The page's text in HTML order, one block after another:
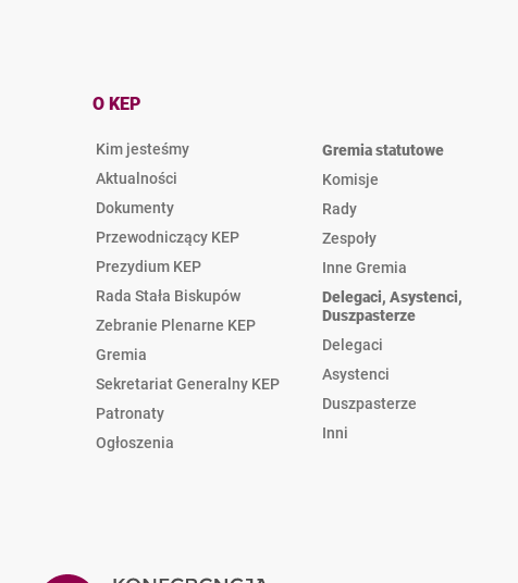
O KEP
Kim jesteśmy
Aktualności
Dokumenty
Przewodniczący KEP
Prezydium KEP
Rada Stała Biskupów
Zebranie Plenarne KEP
Gremia
Sekretariat Generalny KEP
Patronaty
Ogłoszenia
Gremia statutowe
Komisje
Rady
Zespoły
Inne Gremia
Delegaci, Asystenci,
Duszpasterze
Delegaci
Asystenci
Duszpasterze
Inni